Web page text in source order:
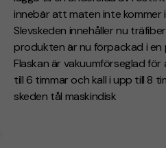
innebär att maten inte kommer
Slevskeden innehåller nu
produkten är nu förpackad i
Flaskan är vakuumförseglad
till 6 timmar och kall i upp till 8
skeden tål maskindisk